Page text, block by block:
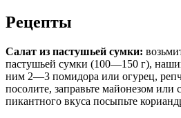
Рецепты
Салат из пастушьей сумки:
пастушьей сумки (100—150 г),
ним 2—3 помидора или огурец,
посолите, заправьте майонезом
пикантного вкуса посыпьте